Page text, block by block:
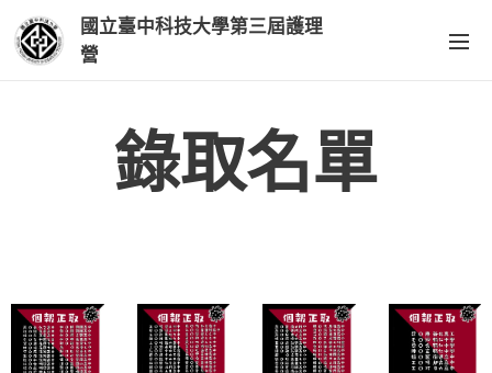
國立臺中科技大學第三屆護理
營
錄取名單